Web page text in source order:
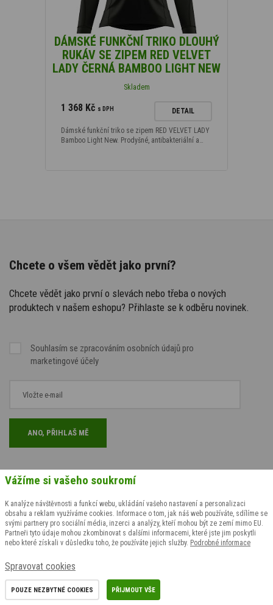
DÁMSKÉ FUNKČNÍ TRIKO DLOUHÝ
RUKÁV SE ZIPEM RED VELVET
LADY ČERNÁ BAMBOO LIGHT NEW
Skladem
1 368 Kč s DPH DETAIL
Dámské funkční triko se zipem RED VELVET LADY
Bamboo Light New. Prodyšné, antibakteriální a…
Chcete o všem vědět jako první?
Chcete vědět jako první o slevách nebo třeba o nových
produktech v našem eshopu? Přihlaste se k odběru novinek.
Souhlasím se zpracováním osobních údajů pro
marketingové účely
Opravdu české
výrobky
Vážíme si vašeho soukromí
K analýze návštěvnosti a funkcí webu, ukládání vašeho nastavení a personalizaci
obsahu a reklam využíváme cookies. Informace o tom, jak náš web používáte, sdílíme se
svými partnery pro sociální média, inzerci a analýzy, kteří mohou být ze zemí mimo EU.
Partneři tyto údaje mohou zkombinovat s dalšími informacemi, které jste jim poskytli
nebo které získali v důsledku toho, že používáte jejich služby. Podrobné informace
Spravovat cookies
POUZE NEZBYTNÉ COOKIES PŘIJMOUT VŠE